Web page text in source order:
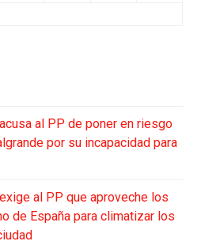
al PP de poner en riesgo
por su incapacidad para
al PP que aproveche los
de España para climatizar los